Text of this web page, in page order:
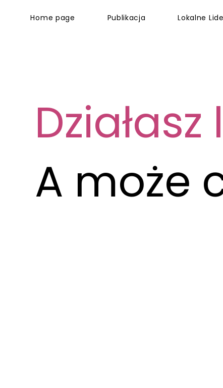
Home page Publikacja Lokalne
A może